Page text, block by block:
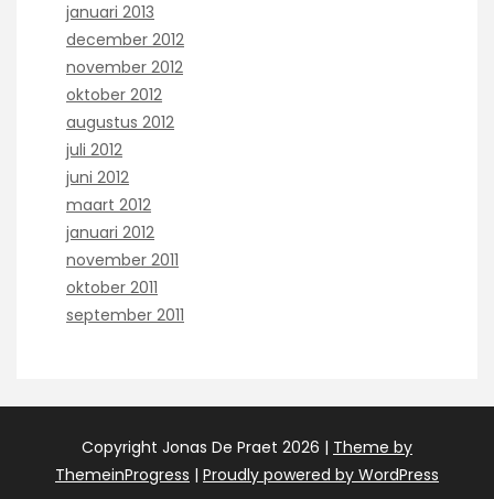
januari 2013
december 2012
november 2012
oktober 2012
augustus 2012
juli 2012
juni 2012
maart 2012
januari 2012
november 2011
oktober 2011
september 2011
Copyright Jonas De Praet 2026 | Theme by
ThemeinProgress | Proudly powered by WordPress